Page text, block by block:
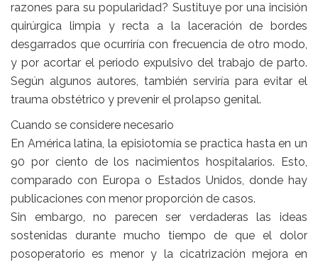
razones para su popularidad? Sustituye por una incisión
quirúrgica limpia y recta a la laceración de bordes
desgarrados que ocurriría con frecuencia de otro modo,
y por acortar el periodo expulsivo del trabajo de parto.
Según algunos autores, también serviría para evitar el
trauma obstétrico y prevenir el prolapso genital.
Cuando se considere necesario
En América latina, la episiotomía se practica hasta en un
90 por ciento de los nacimientos hospitalarios. Esto,
comparado con Europa o Estados Unidos, donde hay
publicaciones con menor proporción de casos.
Sin embargo, no parecen ser verdaderas las ideas
sostenidas durante mucho tiempo de que el dolor
posoperatorio es menor y la cicatrización mejora en